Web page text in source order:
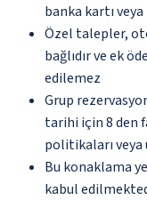
banka kartı
Özel talepler,
bağlıdır ve ek
edilemez
Grup
tarihi için 8 den
politikaları
Bu konaklama
kabul